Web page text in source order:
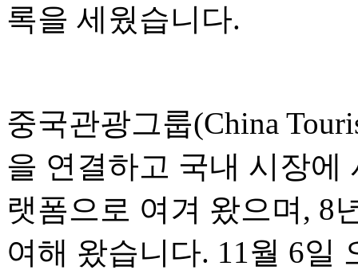
록을 세웠습니다.
중국관광그룹(China
을 연결하고 국내 시장에
랫폼으로 여겨 왔으며, 8
여해 왔습니다. 11월 6일